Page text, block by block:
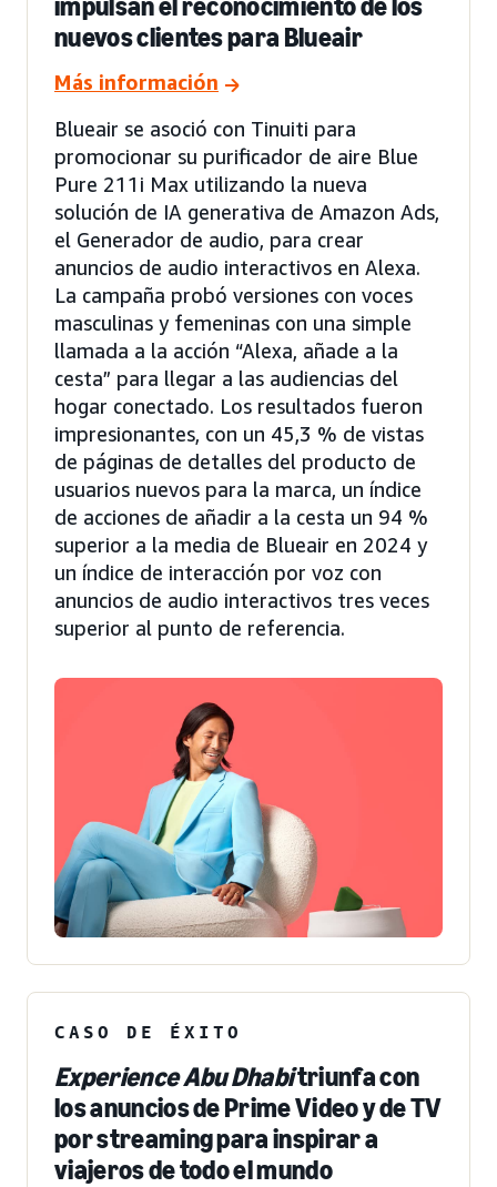
nuevos clientes para Blueair
Más información
Blueair se asoció con Tinuiti para
promocionar su purificador de aire Blue
Pure 211i Max utilizando la nueva
solución de IA generativa de Amazon Ads,
el Generador de audio, para crear
anuncios de audio interactivos en Alexa.
La campaña probó versiones con voces
masculinas y femeninas con una simple
llamada a la acción “Alexa, añade a la
cesta” para llegar a las audiencias del
hogar conectado. Los resultados fueron
impresionantes, con un 45,3 % de vistas
de páginas de detalles del producto de
usuarios nuevos para la marca, un índice
de acciones de añadir a la cesta un 94 %
superior a la media de Blueair en 2024 y
un índice de interacción por voz con
anuncios de audio interactivos tres veces
superior al punto de referencia.
CASO DE ÉXITO
Experience Abu Dhabitriunfa con
los anuncios de Prime Video y de TV
por streaming para inspirar a
viajeros de todo el mundo